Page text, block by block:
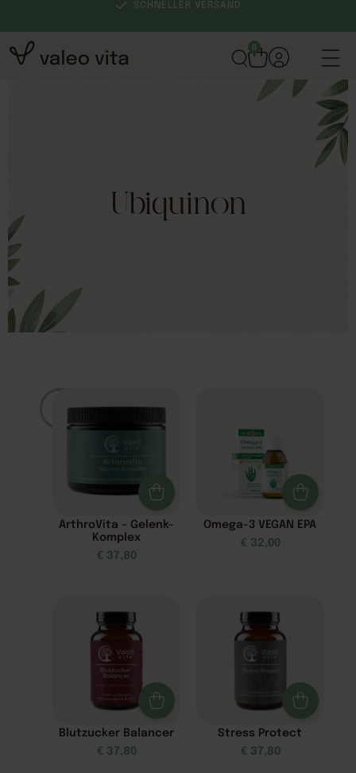
SCHNELLER VERSAND
0
Ubiquinon
Filter
ArthroVita – Gelenk-
Komplex
€ 37,80
Omega-3 VEGAN EPA
€ 32,00
Blutzucker Balancer
€ 37,80
Stress Protect
€ 37,80